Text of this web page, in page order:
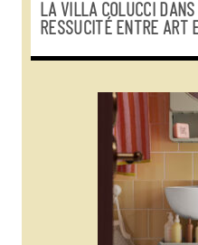
LA VILLA COLUCCI
RESSUCITÉ ENTRE ART